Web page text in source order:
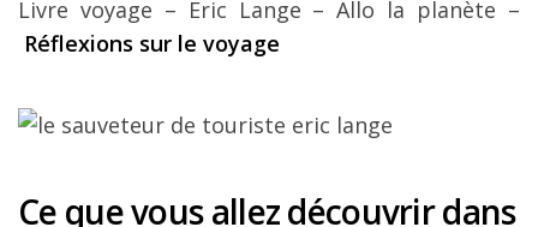
Livre voyage – Eric Lange – Allo la planète –
Réflexions sur le voyage
Ce que vous allez découvrir dans